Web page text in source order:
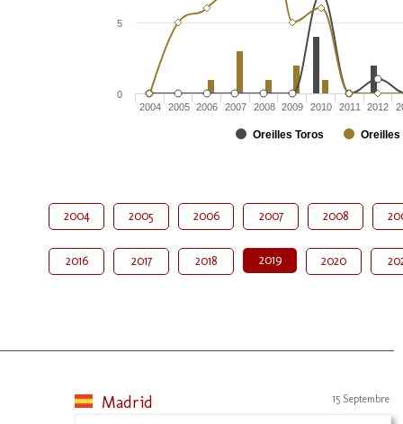
Oreilles Toros Oreilles
2004 2005 2006 2007 2008 2009 2010 2011 2012
0
5
2004 2005 2006 2007 2008
2016 2017 2018 2019 2020
Madrid 15 Septembre